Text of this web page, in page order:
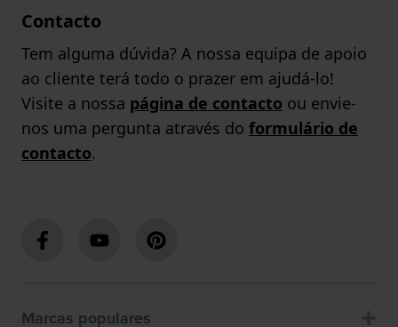
Contacto
Tem alguma dúvida? A nossa equipa de apoio
ao cliente terá todo o prazer em ajudá-lo!
Visite a nossa página de contacto ou envie-
nos uma pergunta através do formulário de
contacto.
Marcas populares